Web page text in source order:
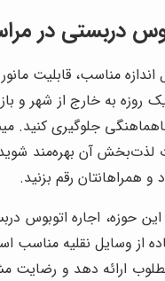
دربستی در
مناسب، قابلیت
روزه به خارج از شهر و
جلوگیری کنید.
لذت‌بخش آن بهره‌مند
همراهانتان رقم بزنید.
این حوزه، اجاره
از وسایل نقلیه مناسب
ارائه دهد و رضایت